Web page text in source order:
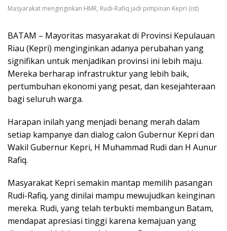
Masyarakat menginginkan HMR, Rudi-Rafiq jadi pimpinan Kepri (ist)
BATAM – Mayoritas masyarakat di Provinsi Kepulauan
Riau (Kepri) menginginkan adanya perubahan yang
signifikan untuk menjadikan provinsi ini lebih maju.
Mereka berharap infrastruktur yang lebih baik,
pertumbuhan ekonomi yang pesat, dan kesejahteraan
bagi seluruh warga.
Harapan inilah yang menjadi benang merah dalam
setiap kampanye dan dialog calon Gubernur Kepri dan
Wakil Gubernur Kepri, H Muhammad Rudi dan H Aunur
Rafiq.
Masyarakat Kepri semakin mantap memilih pasangan
Rudi-Rafiq, yang dinilai mampu mewujudkan keinginan
mereka. Rudi, yang telah terbukti membangun Batam,
mendapat apresiasi tinggi karena kemajuan yang